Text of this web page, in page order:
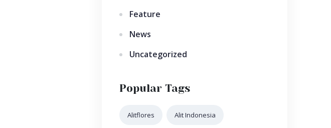
Feature
News
Uncategorized
Popular Tags
Alitflores Alit Indonesia